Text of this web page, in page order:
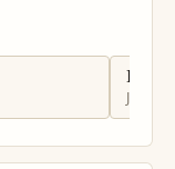
Ingrid